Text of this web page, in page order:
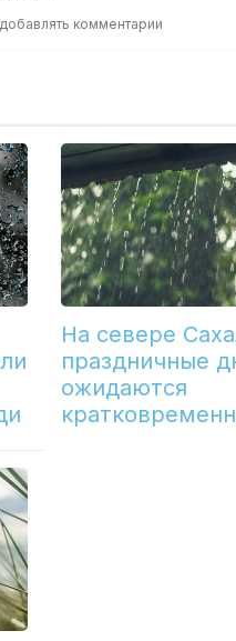
комментарии
На севере
праздничные
ожидаются